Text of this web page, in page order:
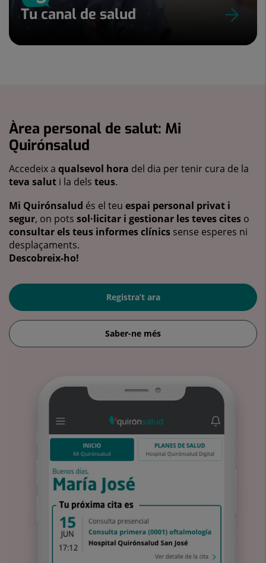
Tu canal de salud
Àrea personal de salut: Mi
Quirónsalud
Accedeix a qualsevol hora del dia per tenir cura de la
teva salut i la dels teus.
Mi Quirónsalud és el teu espai personal privat i
segur, on pots sol·licitar i gestionar les teves cites o
consultar els teus informes clínics sense esperes ni
desplaçaments.
Descobreix-ho!
Registra’t ara
Saber-ne més